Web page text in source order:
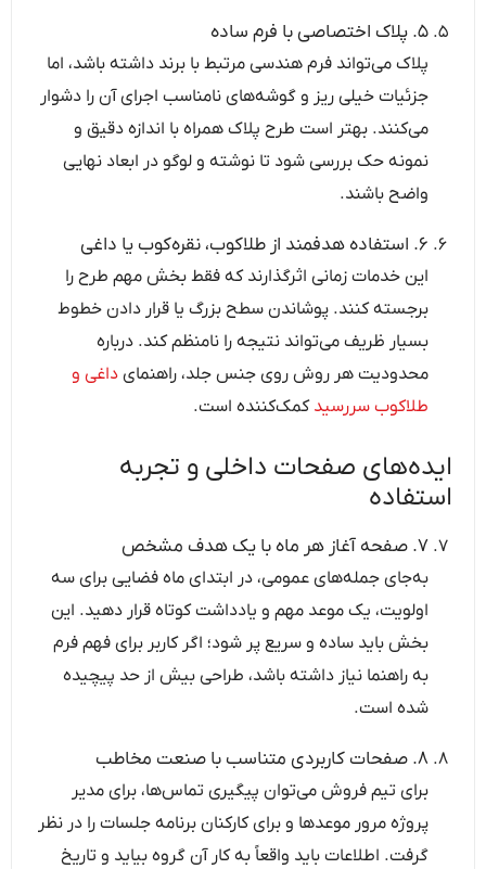
۵. پلاک اختصاصی با فرم ساده
پلاک می‌تواند فرم هندسی مرتبط با برند داشته باشد، اما
جزئیات خیلی ریز و گوشه‌های نامناسب اجرای آن را دشوار
می‌کنند. بهتر است طرح پلاک همراه با اندازه دقیق و
نمونه حک بررسی شود تا نوشته و لوگو در ابعاد نهایی
واضح باشند.
۶. استفاده هدفمند از طلاکوب، نقره‌کوب یا داغی
این خدمات زمانی اثرگذارند که فقط بخش مهم طرح را
برجسته کنند. پوشاندن سطح بزرگ یا قرار دادن خطوط
بسیار ظریف می‌تواند نتیجه را نامنظم کند. درباره
محدودیت هر روش روی جنس جلد، راهنمایداغی و
طلاکوب سررسید کمک‌کننده است.
ایده‌های صفحات داخلی و تجربه
استفاده
۷. صفحه آغاز هر ماه با یک هدف مشخص
به‌جای جمله‌های عمومی، در ابتدای ماه فضایی برای سه
اولویت، یک موعد مهم و یادداشت کوتاه قرار دهید. این
بخش باید ساده و سریع پر شود؛ اگر کاربر برای فهم فرم
به راهنما نیاز داشته باشد، طراحی بیش از حد پیچیده
شده است.
۸. صفحات کاربردی متناسب با صنعت مخاطب
برای تیم فروش می‌توان پیگیری تماس‌ها، برای مدیر
پروژه مرور موعدها و برای کارکنان برنامه جلسات را در نظر
گرفت. اطلاعات باید واقعاً به کار آن گروه بیاید و تاریخ